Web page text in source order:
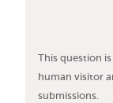
This question
human visitor
submissions.